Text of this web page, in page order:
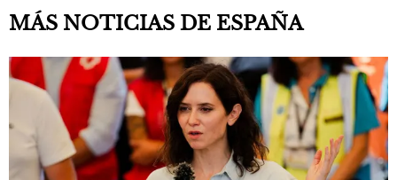
MÁS NOTICIAS DE ESPAÑA